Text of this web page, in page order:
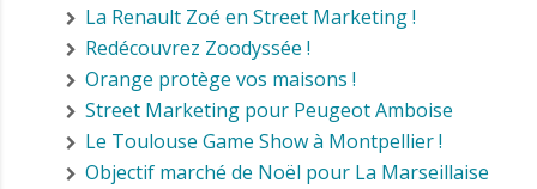
La Renault Zoé en Street Marketing !
Redécouvrez Zoodyssée !
Orange protège vos maisons !
Street Marketing pour Peugeot Amboise
Le Toulouse Game Show à Montpellier !
Objectif marché de Noël pour La Marseillaise